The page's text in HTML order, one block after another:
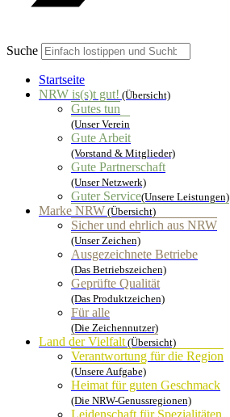
Suche
Startseite
NRW is(s)t gut! (Übersicht)
Gutes tun
(Unser Verein
Gute Arbeit
(Vorstand & Mitglieder)
Gute Partnerschaft
(Unser Netzwerk)
Guter Service(Unsere Leistungen)
Marke NRW (Übersicht)
Sicher und ehrlich aus NRW
(Unser Zeichen)
Ausgezeichnete Betriebe
(Das Betriebszeichen)
Geprüfte Qualität
(Das Produktzeichen)
Für alle
(Die Zeichennutzer)
Land der Vielfalt(Übersicht)
Verantwortung für die Region
(Unsere Aufgabe)
Heimat für guten Geschmack
(Die NRW-Genussregionen)
Leidenschaft für Spezialitäten